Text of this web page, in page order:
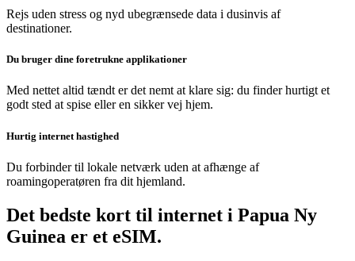
Rejs uden stress og nyd ubegrænsede data i dusinvis af
destinationer.
Du bruger dine foretrukne applikationer
Med nettet altid tændt er det nemt at klare sig: du finder hurtigt et
godt sted at spise eller en sikker vej hjem.
Hurtig internet hastighed
Du forbinder til lokale netværk uden at afhænge af
roamingoperatøren fra dit hjemland.
Det bedste kort til internet i Papua Ny
Guinea er et eSIM.